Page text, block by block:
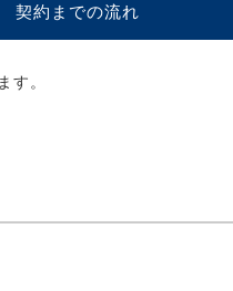
契約までの流れ
す。